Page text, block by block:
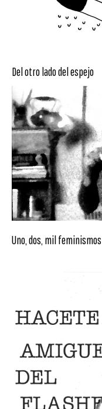
Del otro lado del espejo
Uno, dos, mil feminismos